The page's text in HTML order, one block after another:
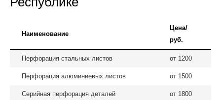
Наименование
Цена/
руб.
Перфорация стальных листов от 1200
Перфорация алюминиевых листов от 1500
Серийная перфорация деталей от 1800